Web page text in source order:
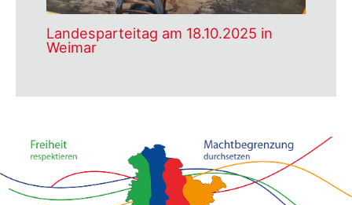
Landesparteitag am 18.10.2025 in
Weimar